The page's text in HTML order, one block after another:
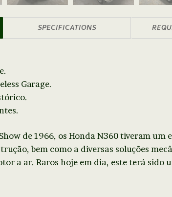
SPECIFICATIONS
Garage.
de 1966, os Honda N360 tiveram um
bem como a diversas soluções
a ar. Raros hoje em dia, este terá sido